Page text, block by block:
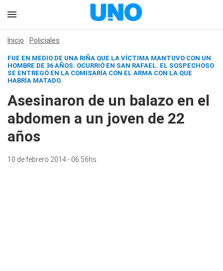
Inicio Policiales
FUE EN MEDIO DE UNA RIÑA QUE LA VÍCTIMA MANTUVO CON UN
HOMBRE DE 36 AÑOS. OCURRIÓ EN SAN RAFAEL. EL SOSPECHOSO
SE ENTREGÓ EN LA COMISARÍA CON EL ARMA CON LA QUE
HABRÍA MATADO.
Asesinaron de un balazo en el
abdomen a un joven de 22
años
10 de febrero 2014 - 06:56hs